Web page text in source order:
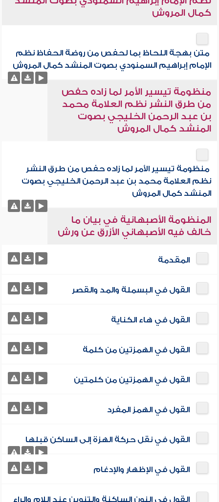
كمال المروش
متن بهجة اللحاظ بما لحفص من روضة الحفاظ نظم
الإمام إبراهيم السمنودي بصوت المنشد كمال المروش
منظومة تيسير الأمر لما زاده حفص
من طرق النشر نظم العلامة محمد
بن عبد الرحمن الخليجي بصوت
المنشد كمال المروش
منظومة تيسير الأمر لما زاده حفص من طرق النشر
نظم العلامة محمد بن عبد الرحمن الخليجي بصوت
المنشد كمال المروش
المنظومة الأصبهانية في بيان ما
خالف فيه الأصبهاني الأزرق عن ورش
المقدمة
القول في البسملة والمد والقصر
القول في هاء الكناية
القول في الهمزتين من كلمة
القول في الهمزتين من كلمتين
القول في الهمز المفرد
القول في نقل حركة الهزة إلى الساكن قبلها
القول في الإظهار والإدغام
القول في النون الساكنة والتنوين عند اللام والراء